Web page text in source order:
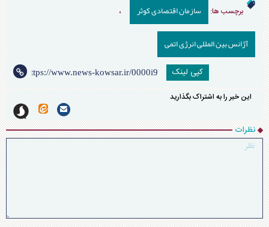
برچسب ها: سازمان اقتصادی کوثر ،
آژانس بین المللی انرژی اتمی
کپی لینک
این خبر را به اشتراک بگذارید
نظرات